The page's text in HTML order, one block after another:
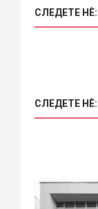
СЛЕДЕТЕ НÈ:
СЛЕДЕТЕ НÈ: